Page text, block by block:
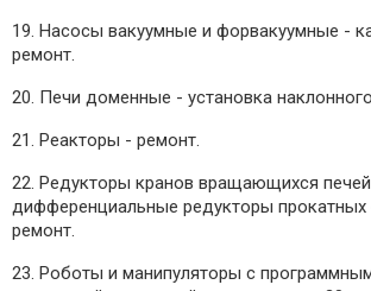
19. Насосы вакуумные и форвакуумные -
ремонт.
20. Печи доменные - установка
21. Реакторы - ремонт.
22. Редукторы кранов вращающихся
дифференциальные редукторы прокатных
ремонт.
23. Роботы и манипуляторы с